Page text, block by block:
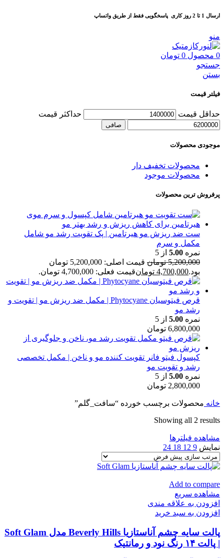
ارسال 1 تا 2 روز کاری پاسخگویی فقط از طریق واتساپ
منو
0 محصول 0 تومان
جستجو
بستن
فیلتر قیمت
حداقل قیمت حداكثر قيمت
صافی
موجودی محصولات
محصولات تخفیف دار
محصولات موجود
پرفروش ترین محصولات
ست ضد ریزش مو هیرتامین | پک تقویت رشد مو شامل
مکمل و سرم
نمره 5.00 از 5
5,200,000 تومان
قیمت اصلی: 5,200,000 تومان
بود.4,700,000 تومانقیمت فعلی: 4,700,000 تومان.
قرص فیتوسیان Phytocyane | مکمل ضد ریزش مو | تقویت و
رشد مو
نمره 5.00 از 5
6,800,000 تومان
کپسول فیتو فانر تقویت کننده مو و ناخن | مکمل تخصصی
رشد و تقویت مو
نمره 5.00 از 5
2,800,000 تومان
خانه محصولات برچسب خورده “سافت_گلم”
Showing all 2 results
مشاهده فیلترها
نمایش 9
12
18
24
Add to compare
مشاهده سریع
افزودن به علاقه مندی
افزودن به سبد خرید
پالت سایه چشم آناستازیا Beverly Hills مدل Soft Glam
| پالت ۱۴ رنگ نود و رمانتیک